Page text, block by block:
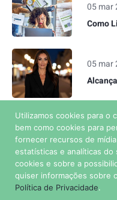
05 mar
Como
05 mar
Consultoria
All
Utilizamos cookies para o
bem como cookies para
fornecer recursos de
estatísticas e analíticas do
cookies e sobre a
quiser informações sobre
Política de Privacidade.